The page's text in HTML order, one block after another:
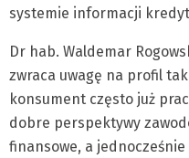
systemie informacji
Dr hab. Waldemar
zwraca uwagę na profil
konsument często już
dobre perspektywy
finansowe, a